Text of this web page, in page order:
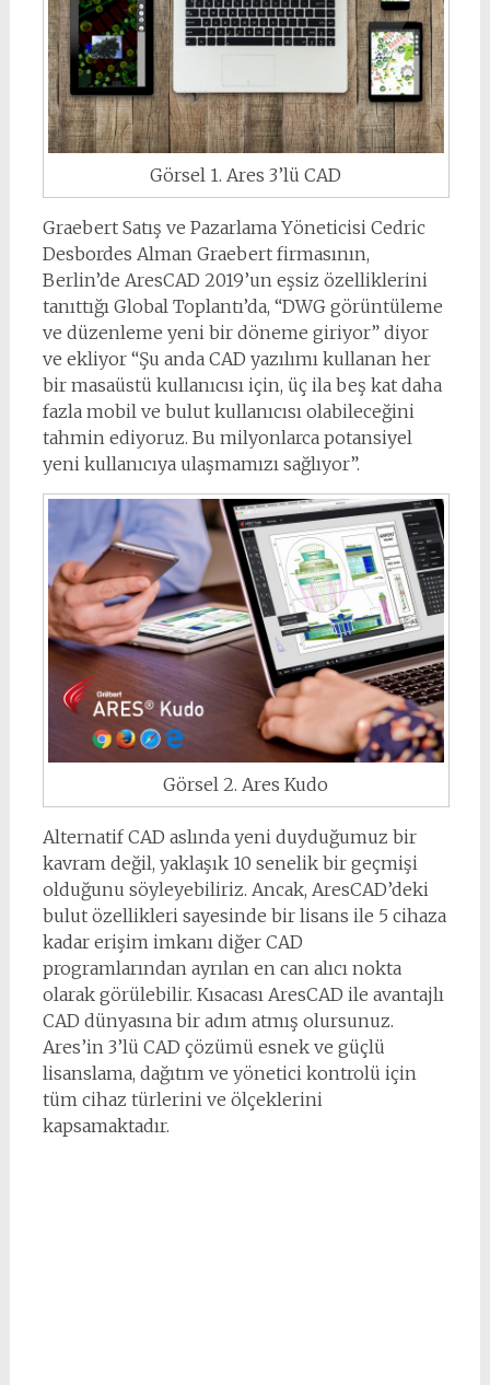
Görsel 1. Ares 3’lü CAD
Graebert Satış ve Pazarlama Yöneticisi Cedric
Desbordes Alman Graebert firmasının,
Berlin’de AresCAD 2019’un eşsiz özelliklerini
tanıttığı Global Toplantı’da, “DWG görüntüleme
ve düzenleme yeni bir döneme giriyor” diyor
ve ekliyor “Şu anda CAD yazılımı kullanan her
bir masaüstü kullanıcısı için, üç ila beş kat daha
fazla mobil ve bulut kullanıcısı olabileceğini
tahmin ediyoruz. Bu milyonlarca potansiyel
yeni kullanıcıya ulaşmamızı sağlıyor”.
Görsel 2. Ares Kudo
Alternatif CAD aslında yeni duyduğumuz bir
kavram değil, yaklaşık 10 senelik bir geçmişi
olduğunu söyleyebiliriz. Ancak, AresCAD’deki
bulut özellikleri sayesinde bir lisans ile 5 cihaza
kadar erişim imkanı diğer CAD
programlarından ayrılan en can alıcı nokta
olarak görülebilir. Kısacası AresCAD ile avantajlı
CAD dünyasına bir adım atmış olursunuz.
Ares’in 3’lü CAD çözümü esnek ve güçlü
lisanslama, dağıtım ve yönetici kontrolü için
tüm cihaz türlerini ve ölçeklerini
kapsamaktadır.